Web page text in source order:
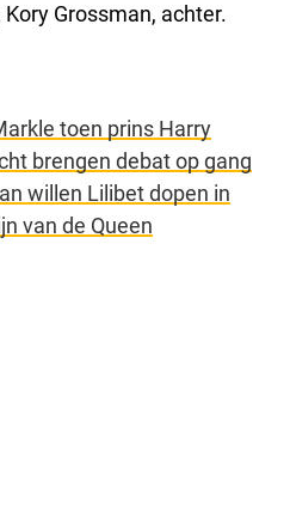
Grossman, achter.
toen prins Harry
brengen debat op gang
willen Lilibet dopen in
van de Queen